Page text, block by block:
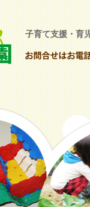
子育て支援・育